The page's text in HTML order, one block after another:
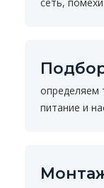
определяем
питание и